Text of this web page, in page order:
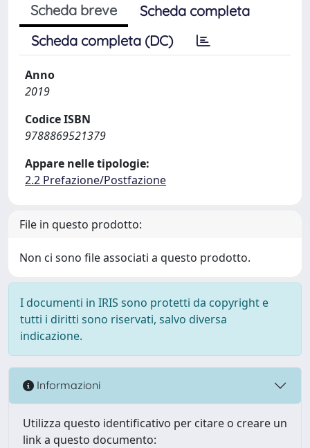
Scheda breve
Scheda completa
Scheda completa (DC)
Anno
2019
Codice ISBN
9788869521379
Appare nelle tipologie:
2.2 Prefazione/Postfazione
File in questo prodotto:
Non ci sono file associati a questo prodotto.
I documenti in IRIS sono protetti da copyright e
tutti i diritti sono riservati, salvo diversa
indicazione.
Informazioni
Utilizza questo identificativo per citare o creare un
link a questo documento: